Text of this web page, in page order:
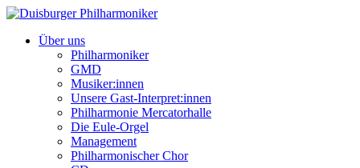
Über uns
Philharmoniker
GMD
Musiker:innen
Unsere Gast-Interpret:innen
Philharmonie Mercatorhalle
Die Eule-Orgel
Management
Philharmonischer Chor